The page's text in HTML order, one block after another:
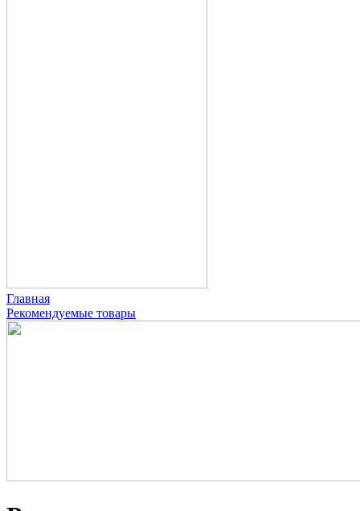
Главная
Рекомендуемые товары